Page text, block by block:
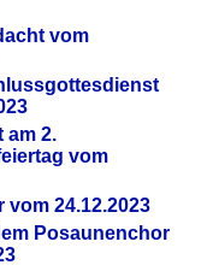
vom
am 2.
vom
24.12.2023
Posaunenchor